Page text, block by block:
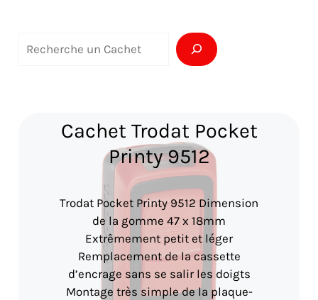
Cachet Trodat Pocket
Printy 9512
Trodat Pocket Printy 9512 Dimension
de la gomme 47 x 18mm
Extrêmement petit et léger
Remplacement de la cassette
d’encrage sans se salir les doigts
Montage très simple de la plaque-